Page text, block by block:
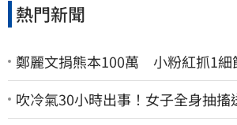
熱門新聞
鄭麗文捐熊本100萬 小粉紅抓1細
吹冷氣30小時出事！女子全身抽搐